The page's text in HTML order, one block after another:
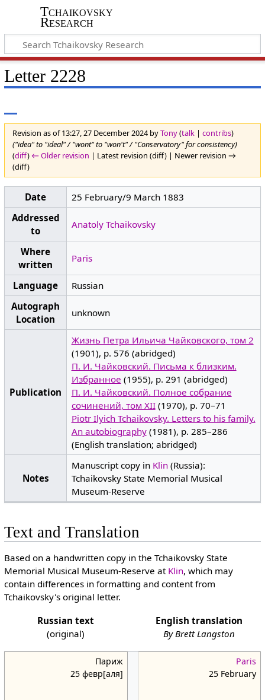
Tchaikovsky
Research
Letter 2228
Revision as of 13:27, 27 December 2024 byTony(talk| contribs)
("idea" to "ideal" / "wont" to "won't" / "Conservatory" for consistency)
(diff) ← Older revision | Latest revision (diff) | Newer revision →
(diff)
Date
25 February/9 March 1883
Addressed
to
Anatoly Tchaikovsky
Where
written
Paris
Language
Russian
Autograph
Location
unknown
Publication
Жизнь Петра Ильича Чайковского, том 2
(1901), p. 576 (abridged)
П. И. Чайковский. Письма к близким.
Избранное (1955), p. 291 (abridged)
П. И. Чайковский. Полное собрание
сочинений, том XII(1970), p. 70–71
Piotr Ilyich Tchaikovsky. Letters to his family.
An autobiography(1981), p. 285–286
(English translation; abridged)
Notes
Manuscript copy in Klin(Russia):
Tchaikovsky State Memorial Musical
Museum-Reserve
Text and Translation
Based on a handwritten copy in the Tchaikovsky State
Memorial Musical Museum-Reserve at Klin, which may
contain differences in formatting and content from
Tchaikovsky's original letter.
Russian text
(original)
English translation
By Brett Langston
Париж
25 февр[аля]
Paris
25 February